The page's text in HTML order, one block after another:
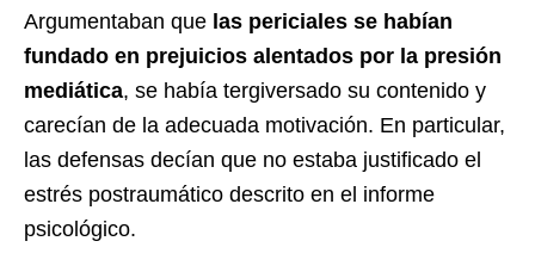
Argumentaban que las periciales se habían
fundado en prejuicios alentados por la presión
mediática, se había tergiversado su contenido y
carecían de la adecuada motivación. En particular,
las defensas decían que no estaba justificado el
estrés postraumático descrito en el informe
psicológico.